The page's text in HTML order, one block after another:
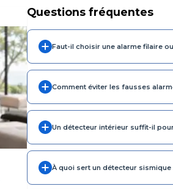
Questions fréquentes
Faut-il choisir une alarme filaire
Comment éviter les fausses
Un détecteur intérieur suffit-il
À quoi sert un détecteur sismique